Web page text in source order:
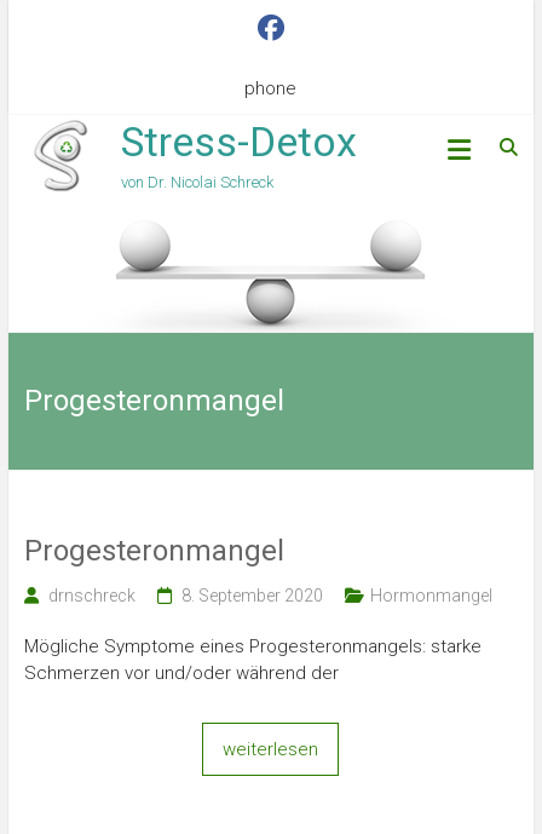
phone
Stress-Detox
von Dr. Nicolai Schreck
Progesteronmangel
Progesteronmangel
drnschreck 8. September 2020 Hormonmangel
Mögliche Symptome eines Progesteronmangels: starke
Schmerzen vor und/oder während der
weiterlesen